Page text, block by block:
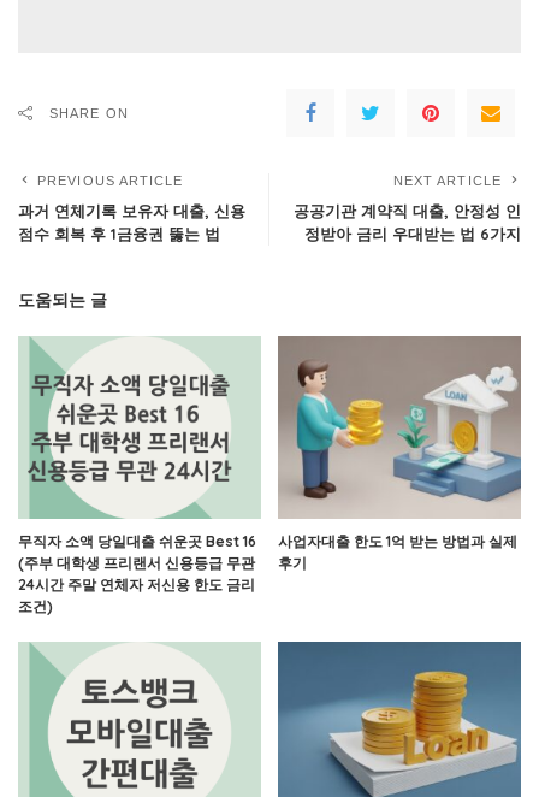
SHARE ON
PREVIOUS ARTICLE
과거 연체기록 보유자 대출, 신용
점수 회복 후 1금융권 뚫는 법
NEXT ARTICLE
공공기관 계약직 대출, 안정성 인
정받아 금리 우대받는 법 6가지
도움되는 글
무직자 소액 당일대출 쉬운곳 Best 16
(주부 대학생 프리랜서 신용등급 무관
24시간 주말 연체자 저신용 한도 금리
조건)
사업자대출 한도 1억 받는 방법과 실제
후기